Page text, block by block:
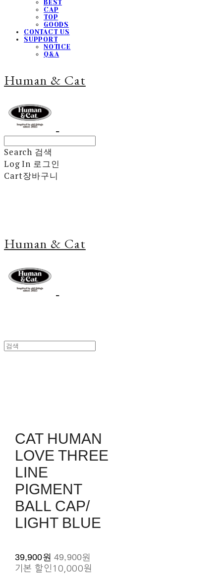
BEST
CAP
TOP
GOODS
CONTACT US
SUPPORT
NOTICE
Q&A
Human & Cat
Search 검색
Log In 로그인
Cart장바구니
Human & Cat
CAT HUMAN
LOVE THREE
LINE
PIGMENT
BALL CAP/
LIGHT BLUE
39,900원49,900원
기본 할인 10,000원